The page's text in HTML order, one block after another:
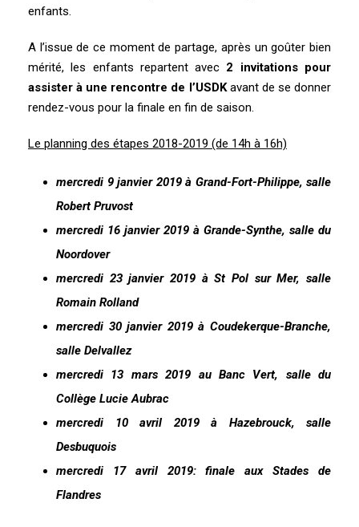
enfants.
A l’issue de ce moment de partage, après un goûter bien
mérité, les enfants repartent avec 2 invitations pour
assister à une rencontre de l’USDKavant de se donner
rendez-vous pour la finale en fin de saison.
Le planning des étapes 2018-2019 (de 14h à 16h)
mercredi 9 janvier 2019 à Grand-Fort-Philippe, salle
Robert Pruvost
mercredi 16 janvier 2019 à Grande-Synthe, salle du
Noordover
mercredi 23 janvier 2019 à St Pol sur Mer, salle
Romain Rolland
mercredi 30 janvier 2019 à Coudekerque-Branche,
salle Delvallez
mercredi 13 mars 2019 au Banc Vert, salle du
Collège Lucie Aubrac
mercredi 10 avril 2019 à Hazebrouck, salle
Desbuquois
mercredi 17 avril 2019: finale aux Stades de
Flandres